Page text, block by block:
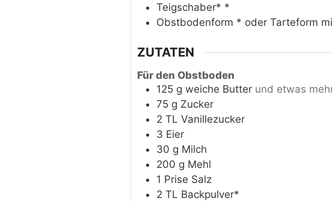
Teigschaber* *
Obstbodenform * oder Tarteform
ZUTATEN
Für den Obstboden
125 g weiche Butter und etwas
75 g Zucker
2 TL Vanillezucker
3 Eier
30 g Milch
200 g Mehl
1 Prise Salz
2 TL Backpulver*